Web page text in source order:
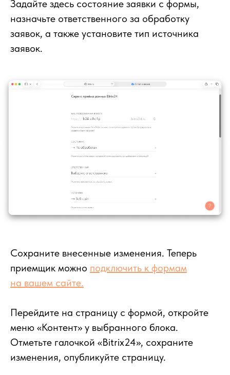
Задайте здесь состояние заявки с формы,
назначьте ответственного за обработку
заявок, а также установите тип источника
заявок.
Сохраните внесенные изменения. Теперь
приемщик можно подключить к формам
на вашем сайте.
Перейдите на страницу с формой, откройте
меню «Контент» у выбранного блока.
Отметьте галочкой «Bitrix24», сохраните
изменения, опубликуйте страницу.